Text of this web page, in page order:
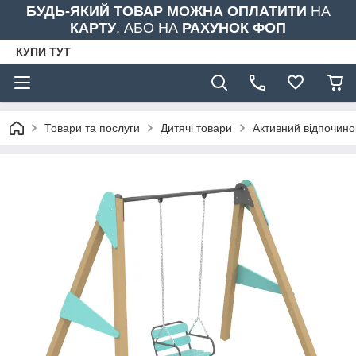
БУДЬ-ЯКИЙ ТОВАР МОЖНА ОПЛАТИТИ НА
КАРТУ, АБО НА РАХУНОК ФОП
КУПИ ТУТ
Товари та послуги Дитячі товари Активний